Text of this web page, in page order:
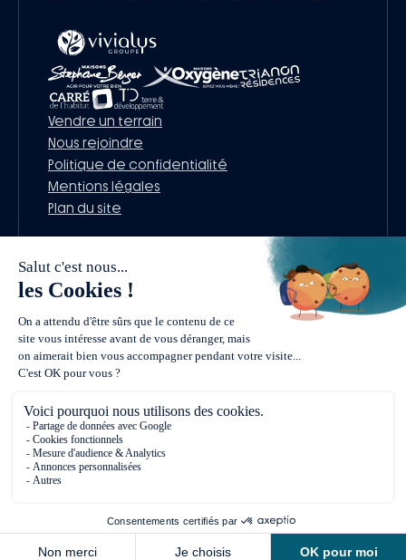
Vendre un terrain
Nous rejoindre
Politique de confidentialité
Mentions légales
Plan du site